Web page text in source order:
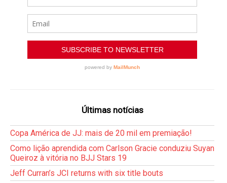
Últimas notícias
Copa América de JJ: mais de 20 mil em premiação!
Como lição aprendida com Carlson Gracie conduziu Suyan
Queiroz à vitória no BJJ Stars 19
Jeff Curran’s JCI returns with six title bouts